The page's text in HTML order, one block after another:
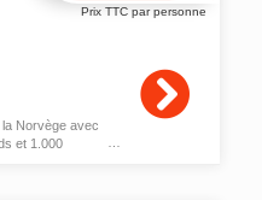
Prix TTC par personne
Norvège avec
et 1.000